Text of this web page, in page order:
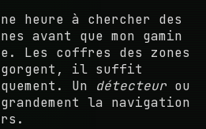
heure à chercher des
avant que mon gamin
Les coffres des zones
il suffit
Un détecteur ou
la navigation